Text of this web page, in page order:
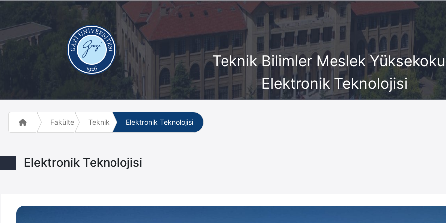
Teknik Bilimler Meslek
Elektronik Teknolojisi
Fakülte ve Meslek Yüksek Okulları
Teknik Bilimler Meslek Yüksekokulu
Elektronik Teknolojisi
Elektronik Teknolojisi